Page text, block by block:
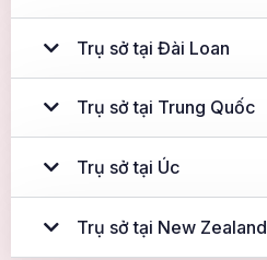
Trụ sở tại Đài Loan
Trụ sở tại Trung Quốc
Trụ sở tại Úc
Trụ sở tại New Zealand